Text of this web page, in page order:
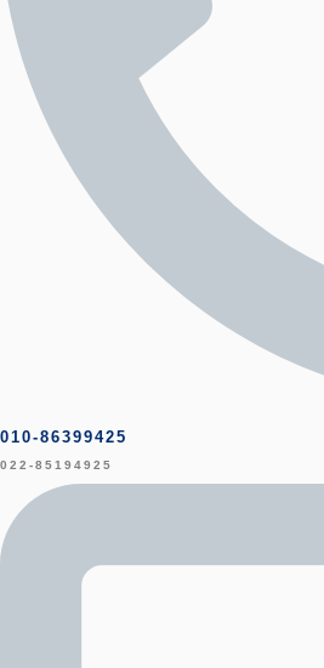
010-86399425
022-85194925